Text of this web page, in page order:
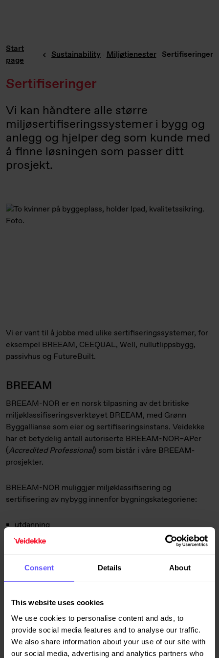
Consent Details About
This website uses cookies
We use cookies to personalise content and ads, to
provide social media features and to analyse our traffic.
We also share information about your use of our site with
our social media, advertising and analytics partners who
Start
page
Sustainability Miljøtjenester Sertifiseringer
Sertifiseringer
Vi kan håndtere alle større
miljøsertifiseringssystemer i bygg og
anlegg og hjelper deg som kunde med
å finne løsningen som passer ditt
prosjekt.
Vi er vant til å jobbe med ulike sertifiseringssystemer, for
eksempel BREEAM, CEEQUAL, Well, nullutlippsbygg,
passivhus og FutureBuilt.
BREEAM
BREEAM-NOR er en norsk tilpasning av det britiske
miljøklassifiseringsverktøyet BREEAM, med Grønn
Byggallianse som eier og sertifiseringsinstans. Veidekke
har et betydelig antall autoriserte BREEAM-NOR–APer
(Accredited Professional) som bistår i våre BREEAM-
prosjekter.
BREEAM-NOR muliggjør miljøklassifisering og
sertifisering av nybygg innenfor bygningskategoriene:
utdanning
bolig
skreddersydd versjon av BREEAM-NOR (bespoke).
Les mer om BREEAM-sertifisering hos Grønn
Byggallianse
.